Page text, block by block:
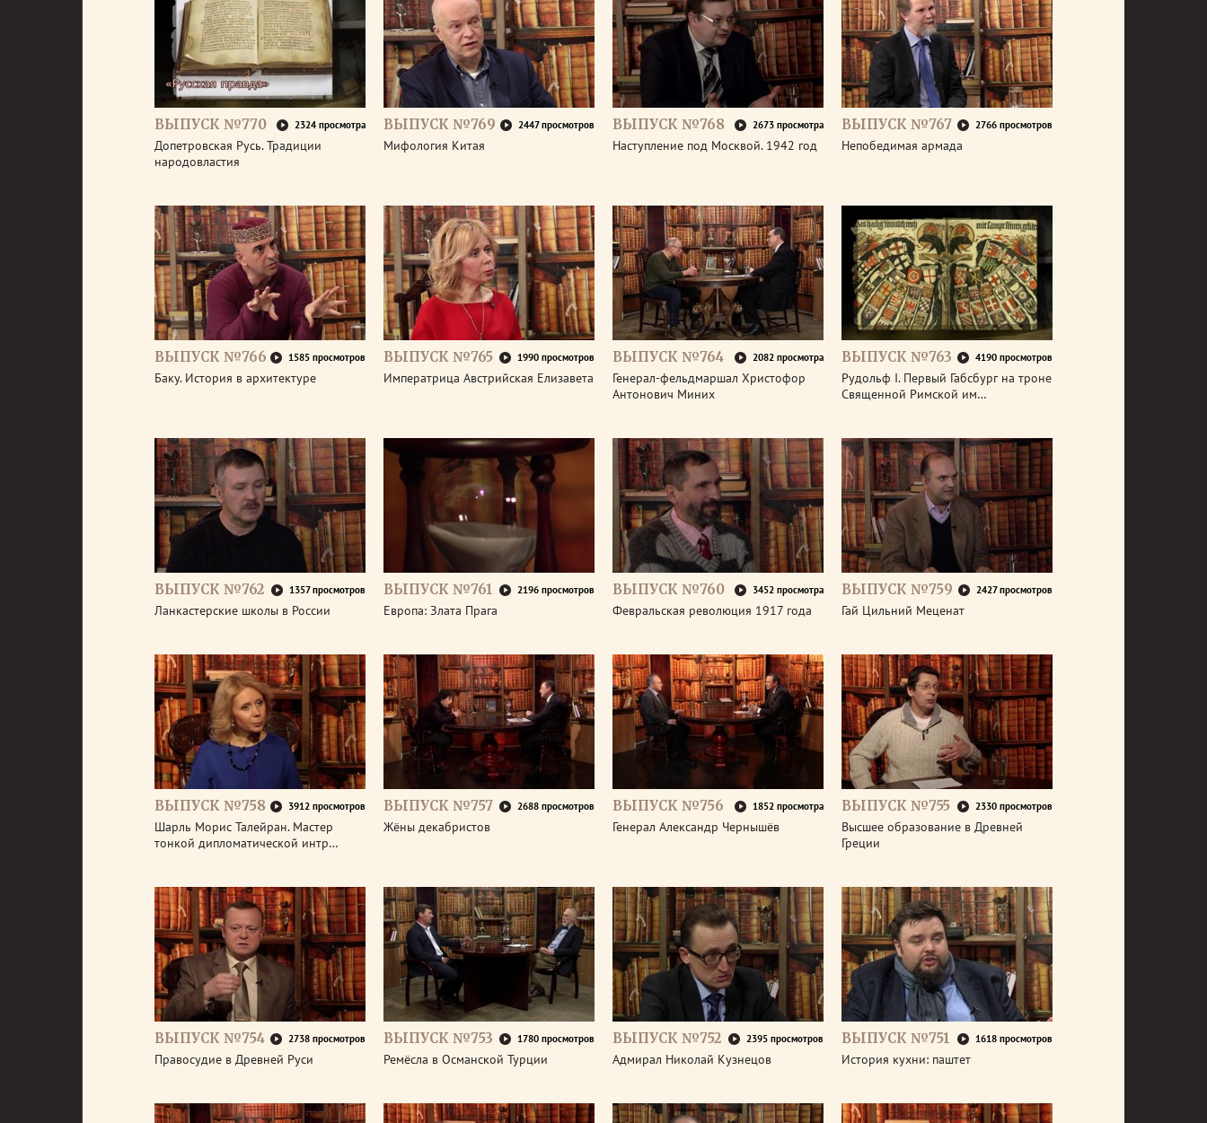
ВЫПУСК №770 2324 просмотра
Допетровская Русь. Традиции
народовластия
ВЫПУСК №769 2447 просмотров
Мифология Китая
ВЫПУСК №768 2673 просмотра
Наступление под Москвой. 1942 год
ВЫПУСК №767 2766 просмотров
Непобедимая армада
ВЫПУСК №766 1585 просмотров
Баку. История в архитектуре
ВЫПУСК №765 1990 просмотров
Императрица Австрийская Елизавета
ВЫПУСК №764 2082 просмотра
Генерал-фельдмаршал Христофор
Антонович Миних
ВЫПУСК №763 4190 просмотров
Рудольф I. Первый Габсбург на троне
Священной Римской им…
ВЫПУСК №762 1357 просмотров
Ланкастерские школы в России
ВЫПУСК №761 2196 просмотров
Европа: Злата Прага
ВЫПУСК №760 3452 просмотра
Февральская революция 1917 года
ВЫПУСК №759 2427 просмотров
Гай Цильний Меценат
ВЫПУСК №758 3912 просмотров
Шарль Морис Талейран. Мастер
тонкой дипломатической интр…
ВЫПУСК №757 2688 просмотров
Жёны декабристов
ВЫПУСК №756 1852 просмотра
Генерал Александр Чернышёв
ВЫПУСК №755 2330 просмотров
Высшее образование в Древней
Греции
ВЫПУСК №754 2738 просмотров
Правосудие в Древней Руси
ВЫПУСК №753 1780 просмотров
Ремёсла в Османской Турции
ВЫПУСК №752 2395 просмотров
Адмирал Николай Кузнецов
ВЫПУСК №751 1618 просмотров
История кухни: паштет